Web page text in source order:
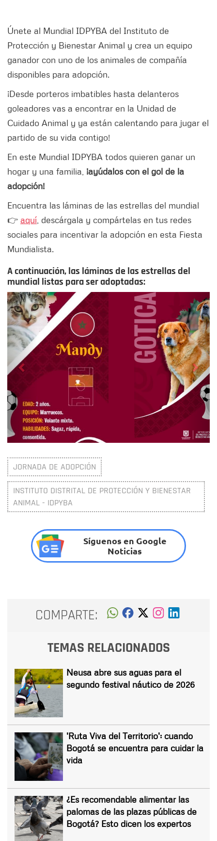
Únete al Mundial IDPYBA del Instituto de
Protección y Bienestar Animal y crea un equipo
ganador con uno de los animales de compañía
disponibles para adopción.
¡Desde porteros imbatibles hasta delanteros
goleadores vas a encontrar en la Unidad de
Cuidado Animal y ya están calentando para jugar el
partido de su vida contigo!
En este Mundial IDPYBA todos quieren ganar un
hogar y una familia, ¡ayúdalos con el gol de la
adopción!
Encuentra las láminas de las estrellas del mundial
👉 aquí , descárgala y compártelas en tus redes
sociales para incentivar la adopción en esta Fiesta
Mundialista.
A continuación, las láminas de las estrellas del
mundial listas para ser adoptadas:
Siguiente
JORNADA DE ADOPCIÓN
INSTITUTO DISTRITAL DE PROTECCIÓN Y BIENESTAR
ANIMAL - IDPYBA
Síguenos en Google
Noticias
COMPARTE:
TEMAS RELACIONADOS
Neusa abre sus aguas para el
segundo festival náutico de 2026
'Ruta Viva del Territorio': cuando
Bogotá se encuentra para cuidar la
vida
¿Es recomendable alimentar las
palomas de las plazas públicas de
Bogotá? Esto dicen los expertos